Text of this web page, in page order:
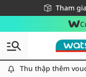
Tham
Miễn phí
Giao hàng nhanh
Thu thập thêm